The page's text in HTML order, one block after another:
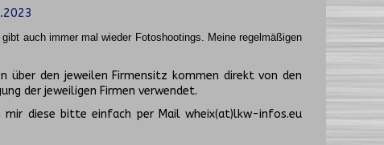
auch immer mal wieder Fotoshootings. Meine regelmäßigen
über den jeweilen Firmensitz kommen direkt von den
der jeweiligen Firmen verwendet.
mir diese bitte einfach per Mail wheix(at)lkw-infos.eu